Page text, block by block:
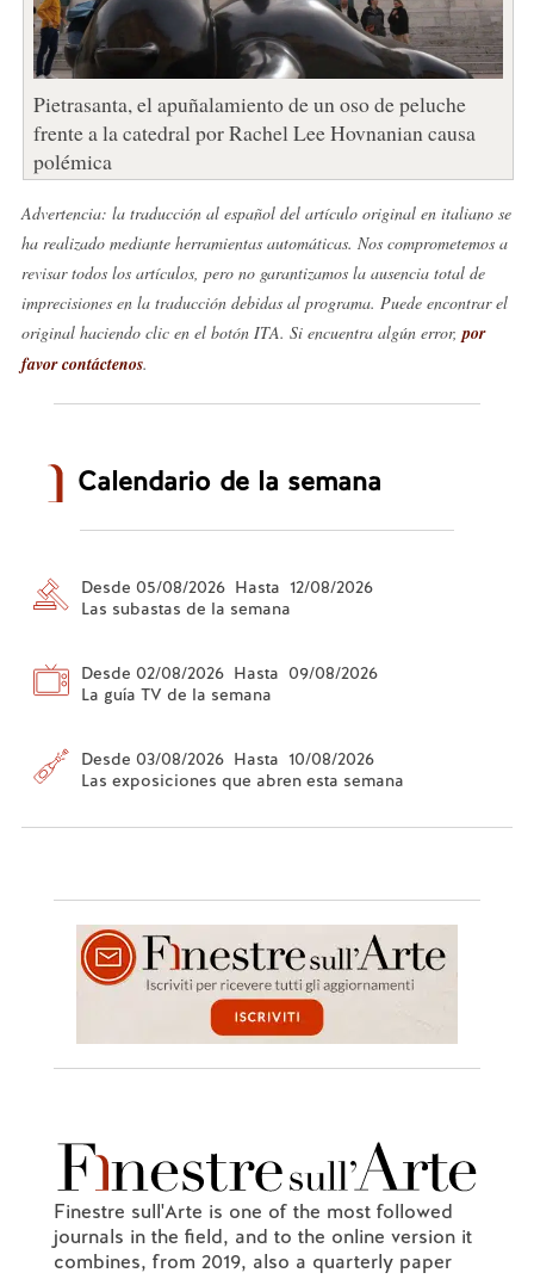
Pietrasanta, el apuñalamiento de un oso de peluche
frente a la catedral por Rachel Lee Hovnanian causa
polémica
Advertencia: la traducción al español del artículo original en italiano se
ha realizado mediante herramientas automáticas. Nos comprometemos a
revisar todos los artículos, pero no garantizamos la ausencia total de
imprecisiones en la traducción debidas al programa. Puede encontrar el
original haciendo clic en el botón ITA. Si encuentra algún error,por
favor contáctenos.
Calendario de la semana
Desde 05/08/2026 Hasta 12/08/2026
Las subastas de la semana
Desde 02/08/2026 Hasta 09/08/2026
La guía TV de la semana
Desde 03/08/2026 Hasta 10/08/2026
Las exposiciones que abren esta semana
Finestre sull'Arte is one of the most followed
journals in the field, and to the online version it
combines, from 2019, also a quarterly paper